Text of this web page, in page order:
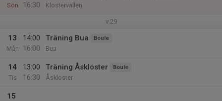
Sön
16:30
Klostervallen
v.29
13
Mån
14:00
16:00
Träning Bua Boule
Bua
14
Tis
13:00
16:30
Träning Åskloster Boule
Åskloster
15